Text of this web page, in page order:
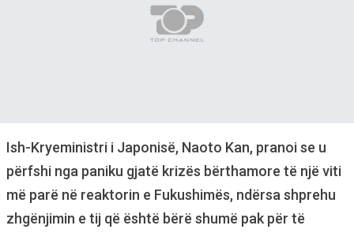
Ish-Kryeministri i Japonisë, Naoto Kan, pranoi se u
përfshi nga paniku gjatë krizës bërthamore të një viti
më parë në reaktorin e Fukushimës, ndërsa shprehu
zhgënjimin e tij që është bërë shumë pak për të